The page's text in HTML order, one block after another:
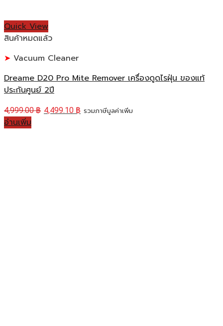
Quick View
สินค้าหมดแล้ว
Vacuum Cleaner
Dreame D20 Pro Mite Remover เครื่องดูดไรฝุ่น ของแท้
ประกันศูนย์ 2ปี
4,999.00฿ 4,499.10 ฿ รวมภาษีมูลค่าเพิ่ม
อ่านเพิ่ม